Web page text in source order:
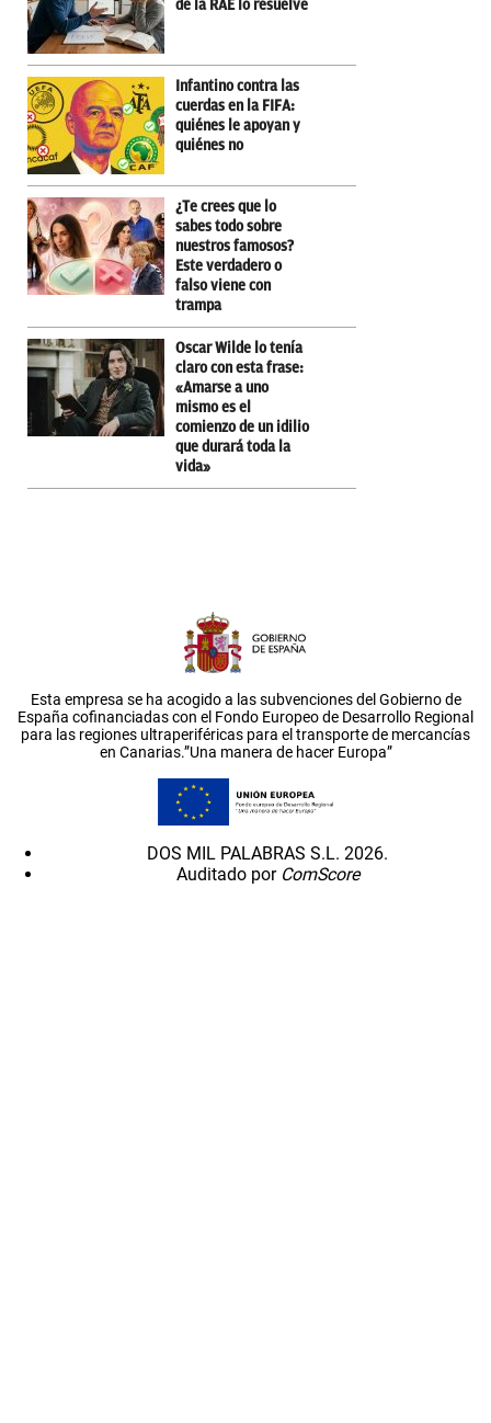
de la RAE lo resuelve
Infantino contra las
cuerdas en la FIFA:
quiénes le apoyan y
quiénes no
¿Te crees que lo
sabes todo sobre
nuestros famosos?
Este verdadero o
falso viene con
trampa
Oscar Wilde lo tenía
claro con esta frase:
«Amarse a uno
mismo es el
comienzo de un idilio
que durará toda la
vida»
Esta empresa se ha acogido a las subvenciones del Gobierno de
España cofinanciadas con el Fondo Europeo de Desarrollo Regional
para las regiones ultraperiféricas para el transporte de mercancías
en Canarias.”Una manera de hacer Europa”
DOS MIL PALABRAS S.L. 2026.
Auditado por ComScore